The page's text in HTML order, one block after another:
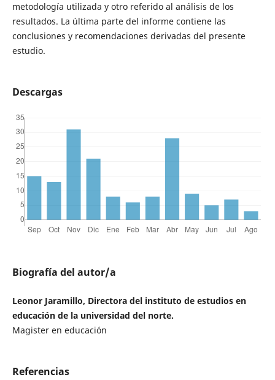
metodología utilizada y otro referido al análisis de los
resultados. La última parte del informe contiene las
conclusiones y recomendaciones derivadas del presente
estudio.
Descargas
Biografía del autor/a
Leonor Jaramillo, Directora del instituto de estudios en
educación de la universidad del norte.
Magister en educación
Referencias